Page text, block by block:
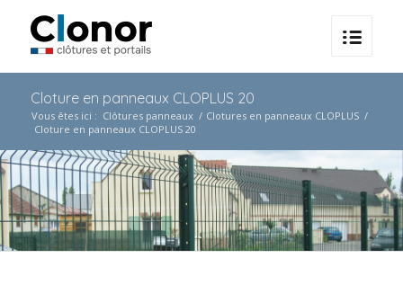
Cloture en panneaux CLOPLUS 20
Vous êtes ici : Clôtures panneaux / Clotures en panneaux CLOPLUS /
Cloture en panneaux CLOPLUS 20